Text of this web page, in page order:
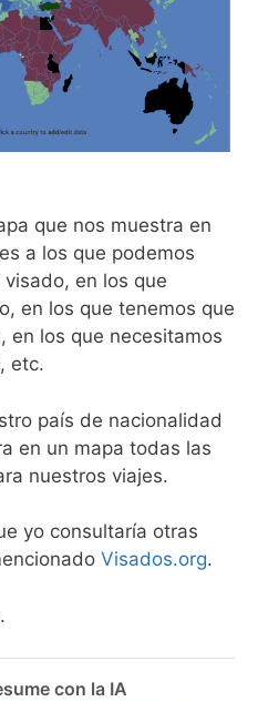
que nos muestra en
a los que podemos
en los que
en los que tenemos que
en los que necesitamos
etc.
país de nacionalidad
en un mapa todas las
nuestros viajes.
yo consultaría otras
Visados.org.
con la IA